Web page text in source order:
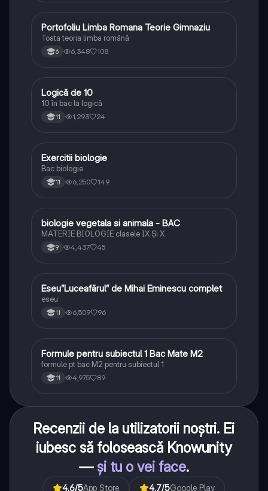
Limba și literatura română
Portofoliu Limba Romana Teorie Gimnaziu
Toata teoria limba română
6 6,348 108
Logică
Logică de 10
10 în bac la logică
11 1,293 24
Biologie
Exercitii biologie
Bac biologie
11 6,250 149
Biologie
biologie vegetala si animala - BAC
MATERIE BIOLOGIE clasele IX Şi X
9 4,437 45
Limba și literatura română
Eseu”Luceafărul” de Mihai Eminescu complet
eseu
11 6,509 96
Matematică
Formule pentru subiectul 1 Bac Mate M2
formule pt bac M2 pentru subiectul 1
11 4,975 89
Recenzii de la utilizatorii noștri. Ei
iubesc să folosească Knowunity
— și tu o vei face.
4.6/5App Store 4.7/5Google Play